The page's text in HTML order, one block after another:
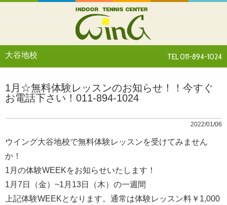
大谷地校 TEL 011-894-1024
1月☆無料体験レッスンのお知らせ！！今すぐ
お電話下さい！011-894-1024
2022/01/06
ウイング大谷地校で無料体験レッスンを受けてみません
か！
1月の体験WEEKをお知らせいたします！
1月7日（金）~1月13日（木）の一週間
上記体験WEEKとなります。通常は体験レッスン料￥1,000